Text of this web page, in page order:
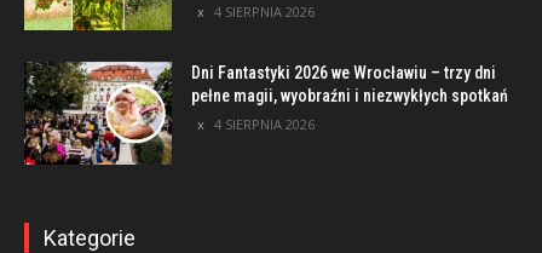
4 SIERPNIA 2026
Dni Fantastyki 2026 we Wrocławiu – trzy dni
pełne magii, wyobraźni i niezwykłych spotkań
4 SIERPNIA 2026
Kategorie